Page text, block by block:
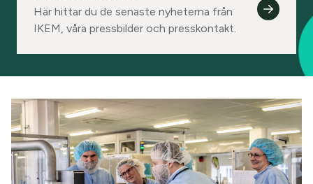
Här hittar du de senaste nyheterna från
IKEM, våra pressbilder och presskontakt.